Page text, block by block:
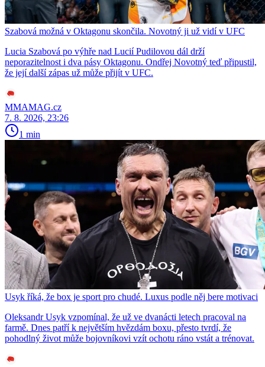
Szabová možná v Oktagonu skončila. Novotný ji už vidí v UFC
Lucia Szabová po výhře nad Lucií Pudilovou dál drží
neporazitelnost i dva pásy Oktagonu. Ondřej Novotný teď připustil,
že její další zápas už může přijít v UFC.
MMAMAG.cz
7. 8. 2026, 23:26
1 min
Usyk říká, že box je sport pro chudé. Luxus podle něj bere motivaci
Oleksandr Usyk vzpomínal, že už ve dvanácti letech pracoval na
farmě. Dnes patří k největším hvězdám boxu, přesto tvrdí, že
pohodlný život může bojovníkovi vzít ochotu ráno vstát a trénovat.